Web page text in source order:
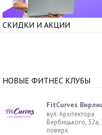
СКИДКИ И АКЦИИ
НОВЫЕ ФИТНЕС КЛУБЫ
FitCurves
вул. Архітектора
Вербицького, 32а,
поверх